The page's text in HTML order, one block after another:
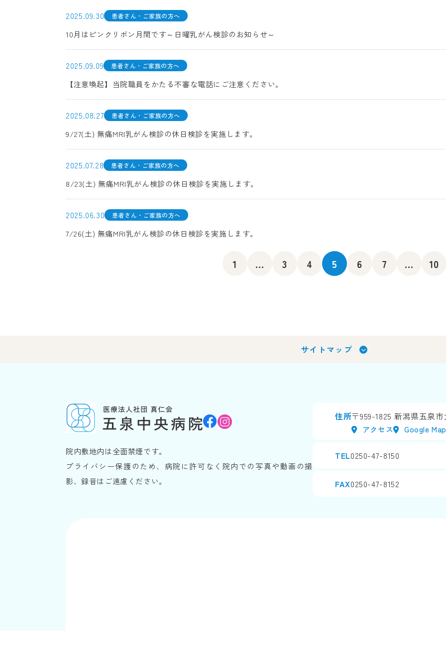
2025.09.30 患者さん・ご家族の方へ
10月はピンクリボン月間です～日曜乳がん検診のお知らせ～
2025.09.09 患者さん・ご家族の方へ
【注意喚起】当院職員をかたる不審な電話にご注意ください。
2025.08.27 患者さん・ご家族の方へ
9/27(土) 無痛MRI乳がん検診の休日検診を実施します。
2025.07.28 患者さん・ご家族の方へ
8/23(土) 無痛MRI乳がん検診の休日検診を実施します。
2025.06.30 患者さん・ご家族の方へ
7/26(土) 無痛MRI乳がん検診の休日検診を実施します。
1 ... 3 4 5 6 7 ... 10
サイトマップ
院内敷地内は全面禁煙です。
プライバシー保護のため、病院に許可なく院内での写真や動画の撮
影、録音はご遠慮ください。
住所〒959-1825 新潟県五泉市
アクセス Google Map
TEL0250-47-8150
FAX0250-47-8152